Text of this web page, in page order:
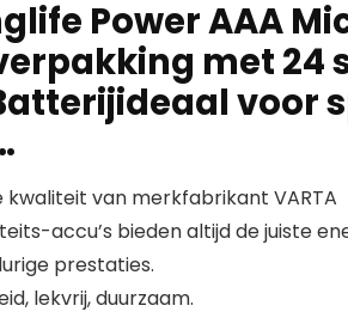
Power AAA
met 24
voor
van merkfabrikant VARTA
accu’s bieden altijd de juiste
prestaties.
lekvrij, duurzaam.